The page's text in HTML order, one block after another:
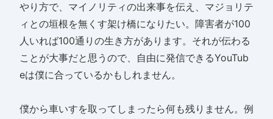
やり方で、マイノリティの出来事を伝え、マジョリテ
ィとの垣根を無くす架け橋になりたい。障害者が100
人いれば100通りの生き方があります。それが伝わる
ことが大事だと思うので、自由に発信できるYouTub
eは僕に合っているかもしれません。
僕から車いすを取ってしまったら何も残りません。例